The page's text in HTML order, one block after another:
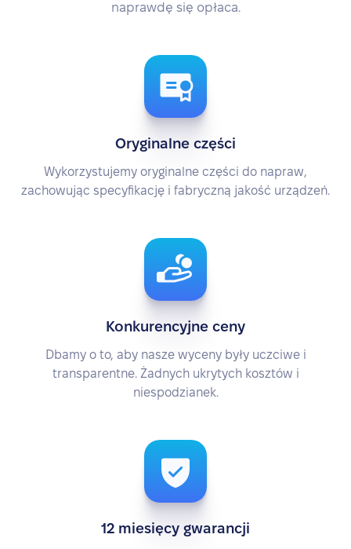
naprawdę się opłaca.
Oryginalne części
Wykorzystujemy oryginalne części do napraw,
zachowując specyfikację i fabryczną jakość urządzeń.
Konkurencyjne ceny
Dbamy o to, aby nasze wyceny były uczciwe i
transparentne. Żadnych ukrytych kosztów i
niespodzianek.
12 miesięcy gwarancji